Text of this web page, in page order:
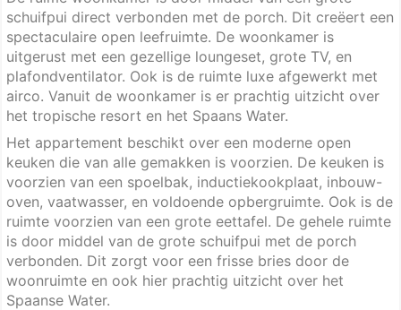
schuifpui direct verbonden met de porch. Dit creëert een
spectaculaire open leefruimte. De woonkamer is
uitgerust met een gezellige loungeset, grote TV, en
plafondventilator. Ook is de ruimte luxe afgewerkt met
airco. Vanuit de woonkamer is er prachtig uitzicht over
het tropische resort en het Spaans Water.
Het appartement beschikt over een moderne open
keuken die van alle gemakken is voorzien. De keuken is
voorzien van een spoelbak, inductiekookplaat, inbouw-
oven, vaatwasser, en voldoende opbergruimte. Ook is de
ruimte voorzien van een grote eettafel. De gehele ruimte
is door middel van de grote schuifpui met de porch
verbonden. Dit zorgt voor een frisse bries door de
woonruimte en ook hier prachtig uitzicht over het
Spaanse Water.